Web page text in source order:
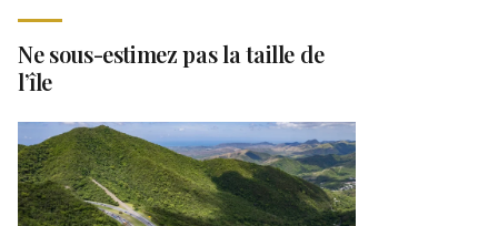
Ne sous-estimez pas la taille de
l’île